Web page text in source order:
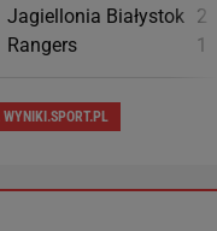
Jagiellonia Białystok 2
Rangers
1
WYNIKI.SPORT.PL